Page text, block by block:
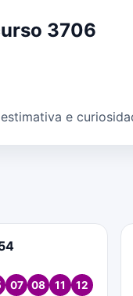
3706
e
07 08 11
12